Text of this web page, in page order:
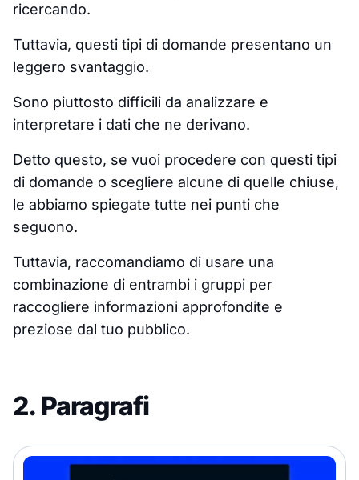
ricercando.
Tuttavia, questi tipi di domande presentano un
leggero svantaggio.
Sono piuttosto difficili da analizzare e
interpretare i dati che ne derivano.
Detto questo, se vuoi procedere con questi tipi
di domande o scegliere alcune di quelle chiuse,
le abbiamo spiegate tutte nei punti che
seguono.
Tuttavia, raccomandiamo di usare una
combinazione di entrambi i gruppi per
raccogliere informazioni approfondite e
preziose dal tuo pubblico.
2. Paragrafi